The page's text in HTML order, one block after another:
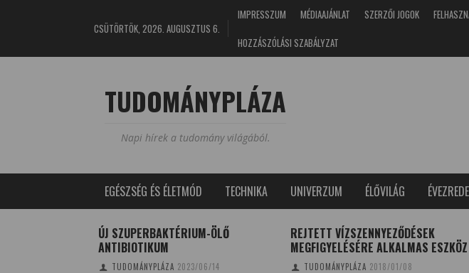
CSÜTÖRTÖK, 2026. AUGUSZTUS 6.
IMPRESSZUM MÉDIAAJÁNLAT SZERZŐI JOGOK
HOZZÁSZÓLÁSI SZABÁLYZAT
TUDOMÁNYPLÁZA
Napi hírek a tudomány világából.
EGÉSZSÉG ÉS ÉLETMÓD TECHNIKA UNIVERZUM ÉLŐVILÁG
ÚJ SZUPERBAKTÉRIUM-ÖLŐ
ANTIBIOTIKUM
TUDOMÁNYPLÁZA 2023/06/14
REJTETT VÍZSZENNYEZŐDÉSEK
MEGFIGYELÉSÉRE ALKALMAS ESZKÖZ
TUDOMÁNYPLÁZA 2018/01/08